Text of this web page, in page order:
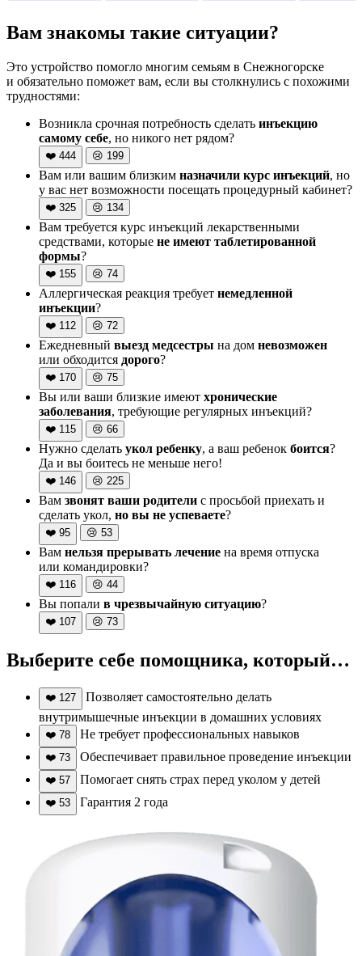
Вам знакомы такие ситуации?
Это устройство помогло многим семьям в Снежногорске
и обязательно поможет вам, если вы столкнулись с похожими
трудностями:
Возникла срочная потребность сделать инъекцию
самому себе, но никого нет рядом?
❤️ 444 😢 199
Вам или вашим близким назначили курс инъекций, но
у вас нет возможности посещать процедурный кабинет?
❤️ 325 😢 134
Вам требуется курс инъекций лекарственными
средствами, которые не имеют таблетированной
формы?
❤️ 155 😢 74
Аллергическая реакция требует немедленной
инъекции?
❤️ 112 😢 72
Ежедневный выезд медсестры на дом невозможен
или обходится дорого?
❤️ 170 😢 75
Вы или ваши близкие имеют хронические
заболевания, требующие регулярных инъекций?
❤️ 115 😢 66
Нужно сделать укол ребенку, а ваш ребенок боится?
Да и вы боитесь не меньше него!
❤️ 146 😢 225
Вам звонят ваши родители с просьбой приехать и
сделать укол, но вы не успеваете?
❤️ 95 😢 53
Вам нельзя прерывать лечение на время отпуска
или командировки?
❤️ 116 😢 44
Вы попали в чрезвычайную ситуацию?
❤️ 107 😢 73
Выберите себе помощника, который…
❤️ 127
Позволяет самостоятельно делать
внутримышечные инъекции в домашних условиях
❤️ 78 Не требует профессиональных навыков
❤️ 73 Обеспечивает правильное проведение инъекции
❤️ 57 Помогает снять страх перед уколом у детей
❤️ 53 Гарантия 2 года